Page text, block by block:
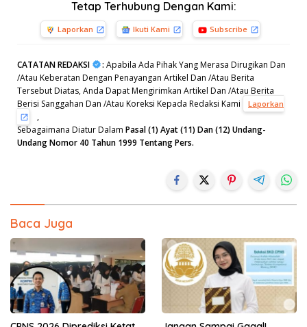
Tetap Terhubung Dengan Kami:
Laporkan Ikuti Kami Subscribe
CATATAN REDAKSI : Apabila Ada Pihak Yang Merasa Dirugikan Dan
/Atau Keberatan Dengan Penayangan Artikel Dan /Atau Berita
Tersebut Diatas, Anda Dapat Mengirimkan Artikel Dan /Atau Berita
Berisi Sanggahan Dan /Atau Koreksi Kepada Redaksi Kami
Laporkan
,
Sebagaimana Diatur Dalam Pasal (1) Ayat (11) Dan (12) Undang-
Undang Nomor 40 Tahun 1999 Tentang Pers.
Baca Juga